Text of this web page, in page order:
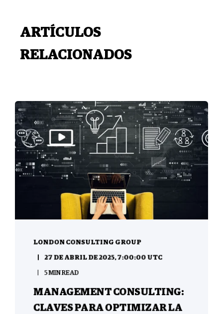
ARTÍCULOS
RELACIONADOS
LONDON CONSULTING GROUP
27 DE ABRIL DE 2025, 7:00:00 UTC
5 MIN READ
MANAGEMENT CONSULTING:
CLAVES PARA OPTIMIZAR LA